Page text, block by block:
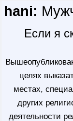
hani:
Если я
целях
местах,
других
деятельности